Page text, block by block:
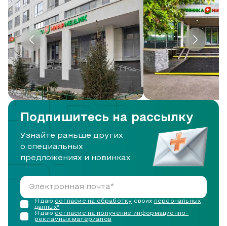
Подпишитесь на рассылку
Узнайте раньше других
о специальных
предложениях и новинках
Я даю согласие на обработку своих персональных
данных*
Я даю согласие на получение информационно-
рекламных материалов